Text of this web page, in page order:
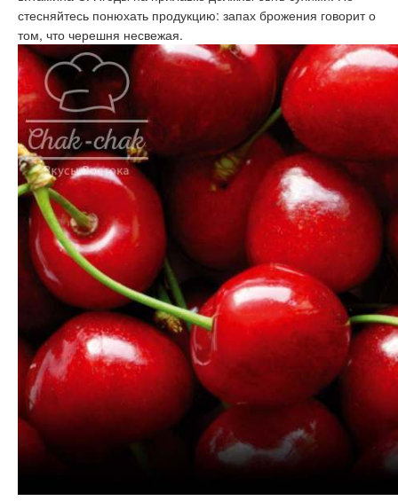
стесняйтесь понюхать продукцию: запах брожения говорит о
том, что черешня несвежая.